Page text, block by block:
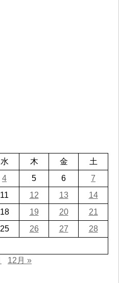
水 木 金
土
4 5 6
7
11 12 13
14
18 19 20
21
25 26 27
28
12月 »